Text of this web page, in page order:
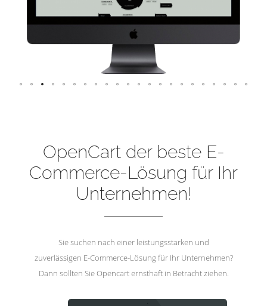
OpenCart der beste E-
Commerce-Lösung für Ihr
Unternehmen!
Sie suchen nach einer leistungsstarken und
zuverlässigen E-Commerce-Lösung für Ihr Unternehmen?
Dann sollten Sie Opencart ernsthaft in Betracht ziehen.